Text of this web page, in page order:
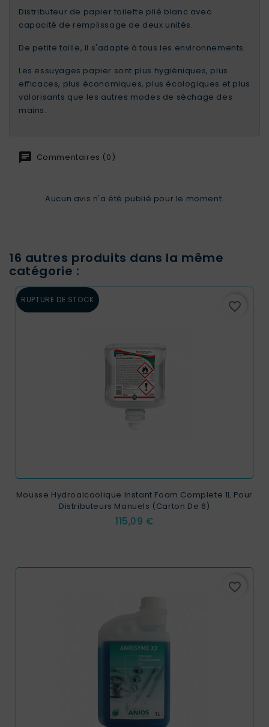
Distributeur de papier toilette plié blanc avec
capacité de remplissage de deux unités.
De petite taille, il s'adapte à tous les environnements.
Les essuyages papier sont plus hygiéniques, plus
efficaces, plus économiques, plus écologiques et plus
valorisants que les autres modes de séchage des
mains.
Commentaires (0)
Aucun avis n'a été publié pour le moment.
16 autres produits dans la même
catégorie :
RUPTURE DE STOCK favorite_border
Mousse Hydroalcoolique Instant Foam Complete 1L Pour
Distributeurs Manuels (carton De 6)
Prix
115,09 €
favorite_border